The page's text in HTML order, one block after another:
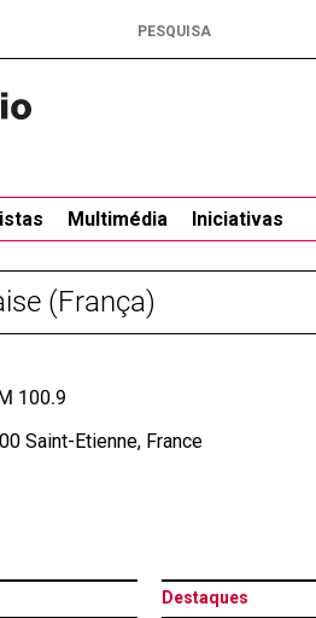
Multimédia Iniciativas
(França)
100.9
Saint-Etienne, France
Destaques